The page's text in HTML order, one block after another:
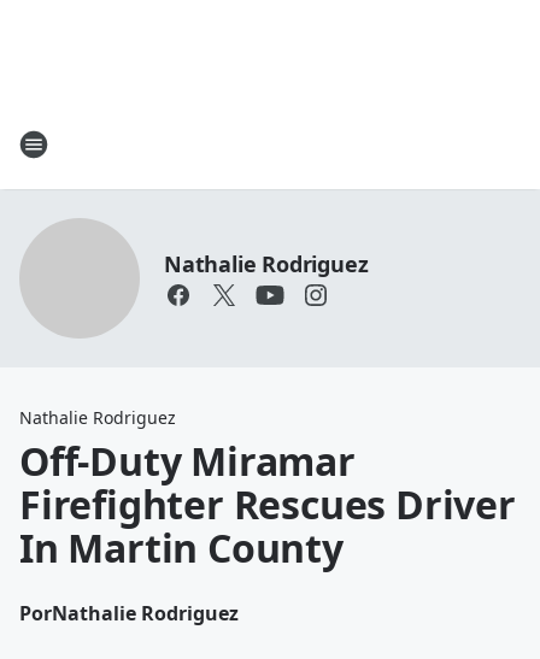
Nathalie Rodriguez
Nathalie Rodriguez
Off-Duty Miramar
Firefighter Rescues Driver
In Martin County
PorNathalie Rodriguez